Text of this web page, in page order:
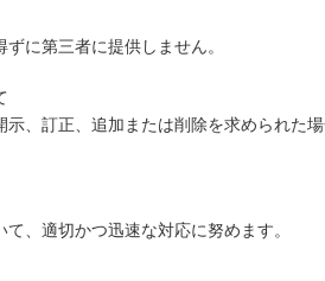
に第三者に提供しません。
、訂正、追加または削除を求められた
、適切かつ迅速な対応に努めます。